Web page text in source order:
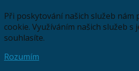
Při poskytování našich služeb nám
cookie. Využíváním našich služeb s
souhlasíte.
Rozumím